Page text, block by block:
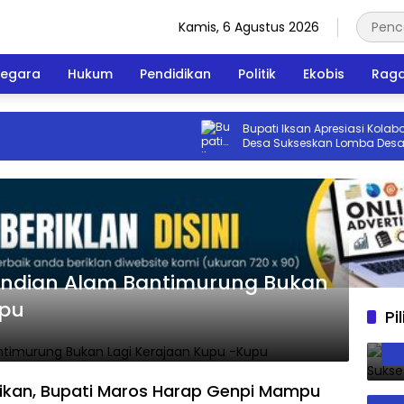
Kamis, 6 Agustus 2026
Hukum Pendidikan Politik Ekobis
Bupati Iksan Apresiasi Kolaborasi
Desa Sukseskan Lomba Desa
Alam Bantimurung Bukan
Bupati Maros Harap Genpi Mampu